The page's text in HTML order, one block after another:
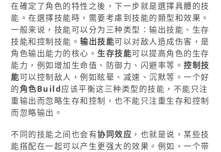
在確定了角色的特性之後，下一步就是選擇具體的技
能。在選擇技能時，需要考慮到技能的類型和效果。
一般来说，技能可以分为三种类型：输出技能、生存
技能和控制技能。输出技能可以对敌人造成伤害，是
角色输出能力的核心。 生存技能可以提高角色的生存
能力，例如增加生命值、防御力、闪避率等。控制技
能可以控制敌人，例如眩晕、减速、沉默等。一个好
的角色Build应该平衡这三种类型的技能，不能只注
重输出而忽略生存和控制，也不能只注重生存和控制
而忽略输出。
不同的技能之间也会有协同效应 ，也就是说，某些技
能搭配在一起可以产生更强大的效果。例如，一个带